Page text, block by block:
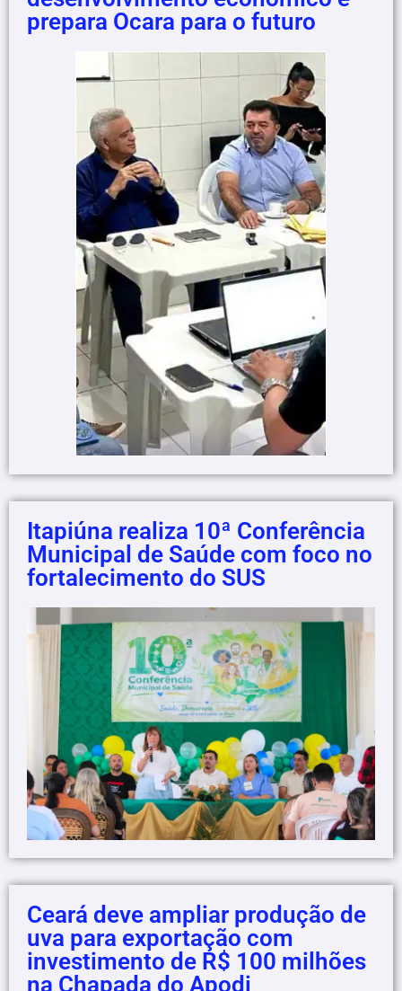
prepara Ocara para o futuro
Itapiúna realiza 10ª Conferência
Municipal de Saúde com foco no
fortalecimento do SUS
Ceará deve ampliar produção de
uva para exportação com
investimento de R$ 100 milhões
na Chapada do Apodi